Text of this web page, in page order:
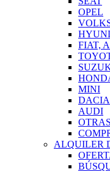
OPEL
FIAT,
MINI
DACIA
AUDI
ALQUILER